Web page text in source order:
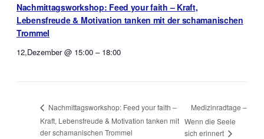
Nachmittagsworkshop: Feed your faith – Kraft,
Lebensfreude & Motivation tanken mit der schamanischen
Trommel
12,Dezember @ 15:00 – 18:00
Nachmittagsworkshop: Feed your faith –
Kraft, Lebensfreude & Motivation tanken mit
der schamanischen Trommel
Medizinradtage –
Wenn die Seele
sich erinnert